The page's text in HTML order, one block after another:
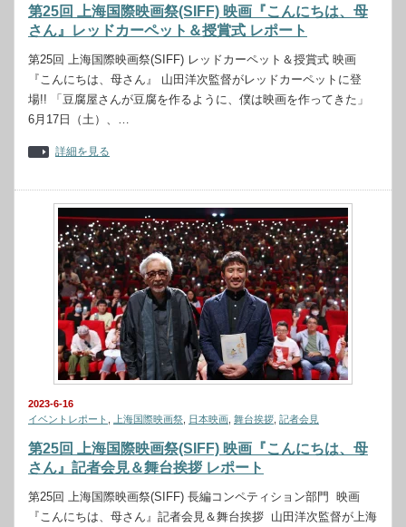
第25回 上海国際映画祭(SIFF) 映画『こんにちは、母
さん』レッドカーペット＆授賞式 レポート
第25回 上海国際映画祭(SIFF) レッドカーペット＆授賞式 映画
『こんにちは、母さん』 山田洋次監督がレッドカーペットに登
場!! 「豆腐屋さんが豆腐を作るように、僕は映画を作ってきた」
6月17日（土）、…
詳細を見る
2023-6-16
イベントレポート
上海国際映画祭 日本映画 舞台挨拶 記者会見
第25回 上海国際映画祭(SIFF) 映画『こんにちは、母
さん』記者会見＆舞台挨拶 レポート
第25回 上海国際映画祭(SIFF) 長編コンペティション部門 映画
『こんにちは、母さん』記者会見＆舞台挨拶 山田洋次監督が上海